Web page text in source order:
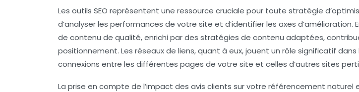
Les outils SEO représentent une ressource cruciale pour toute stratégie
d’analyser les performances de votre site et d’identifier les axes d’amélioration.
de contenu de qualité, enrichi par des stratégies de contenu adaptées,
positionnement. Les réseaux de liens, quant à eux, jouent un rôle significatif dans
connexions entre les différentes pages de votre site et celles d’autres sites
La prise en compte de l’impact des avis clients sur votre référencement naturel